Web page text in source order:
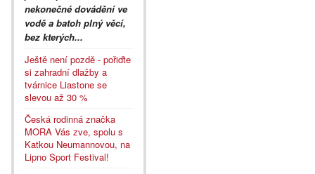
nekonečné dovádění ve
vodě a batoh plný věcí,
bez kterých...
Ještě není pozdě - pořiďte
si zahradní dlažby a
tvárnice Liastone se
slevou až 30 %
Česká rodinná značka
MORA Vás zve, spolu s
Katkou Neumannovou, na
Lipno Sport Festival!